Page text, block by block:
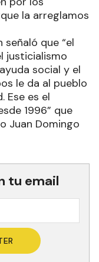
la arreglamos
señaló que “el
justicialismo
social y el
le da al pueblo
Ese es el
1996” que
Juan Domingo
tu email